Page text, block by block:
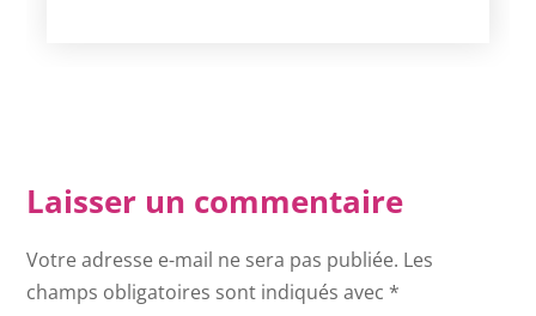
Laisser un commentaire
Votre adresse e-mail ne sera pas publiée. Les
champs obligatoires sont indiqués avec *